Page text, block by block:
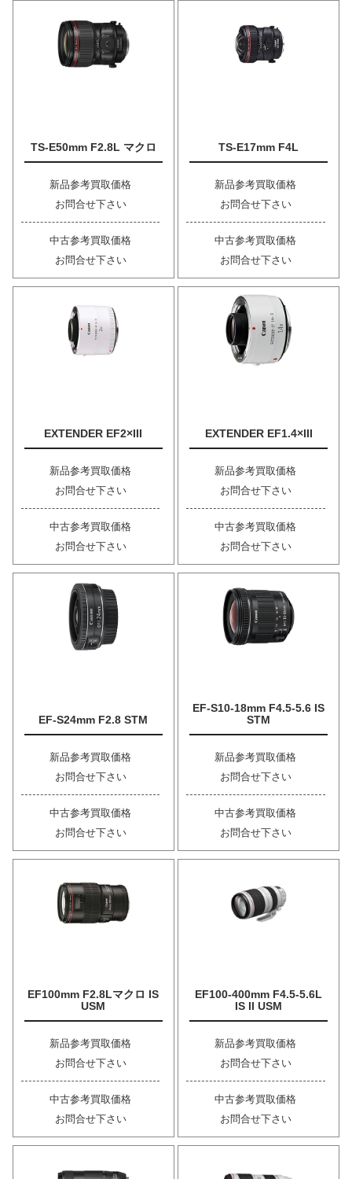
TS-E50mm F2.8L マクロ
新品参考買取価格
お問合せ下さい
中古参考買取価格
お問合せ下さい
TS-E17mm F4L
新品参考買取価格
お問合せ下さい
中古参考買取価格
お問合せ下さい
EXTENDER EF2×III
新品参考買取価格
お問合せ下さい
中古参考買取価格
お問合せ下さい
EXTENDER EF1.4×III
新品参考買取価格
お問合せ下さい
中古参考買取価格
お問合せ下さい
EF-S24mm F2.8 STM
新品参考買取価格
お問合せ下さい
中古参考買取価格
お問合せ下さい
EF-S10-18mm F4.5-5.6 IS
STM
新品参考買取価格
お問合せ下さい
中古参考買取価格
お問合せ下さい
EF100mm F2.8Lマクロ IS
USM
新品参考買取価格
お問合せ下さい
中古参考買取価格
お問合せ下さい
EF100-400mm F4.5-5.6L
IS II USM
新品参考買取価格
お問合せ下さい
中古参考買取価格
お問合せ下さい